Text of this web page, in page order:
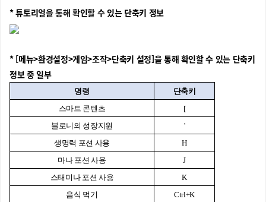
* 튜토리얼을 통해 확인할 수 있는 단축키 정보
* [메뉴>환경설정>게임>조작>단축키 설정]을 통해 확인할 수 있는 단축키
정보 중 일부
명령
단축키
스마트 콘텐츠
[
블로니의 성장지원
'
생명력 포션 사용
H
마나 포션 사용
J
스태미나 포션 사용
K
음식 먹기
Ctrl+K